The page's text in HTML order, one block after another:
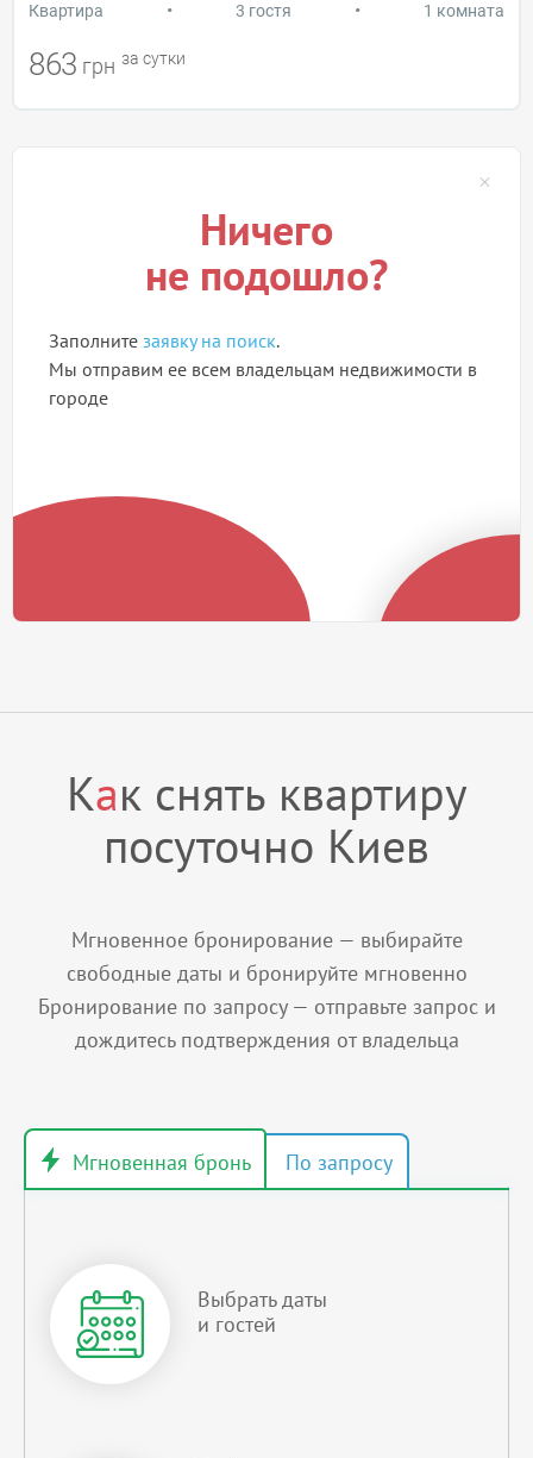
Квартира • 3 гостя • 1 комната
863 грн за сутки
Ничего
не подошло?
Заполните заявку на поиск.
Мы отправим ее всем владельцам недвижимости в
городе
Как снять квартиру
посуточно Киев
Мгновенное бронирование — выбирайте
свободные даты и бронируйте мгновенно
Бронирование по запросу — отправьте запрос и
дождитесь подтверждения от владельца
Выбрать даты
и гостей